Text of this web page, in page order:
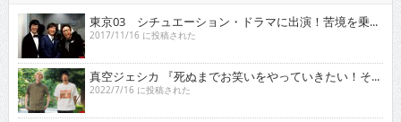
東京03 シチュエーション・ドラマに出演！苦境を乗...
2017/11/16 に投稿された
真空ジェシカ 『死ぬまでお笑いをやっていきたい！そ...
2022/7/16 に投稿された